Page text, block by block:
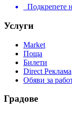
Подкрепете
Услуги
Market
Поща
Билети
Direct Реклама
Обяви за
Градове